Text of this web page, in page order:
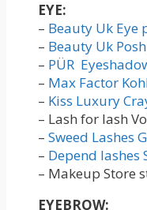
EYE:
– Beauty Uk Eye
– Beauty Uk
– PÜR
– Max Factor
– Kiss Luxury
– Lash for lash
– Sweed Lashes
– Depend lashes
– Makeup Store
EYEBROW: